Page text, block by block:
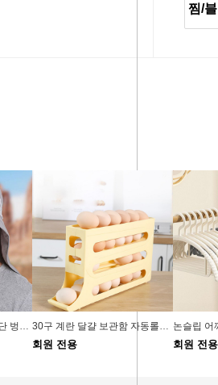
찜/
뒷목 가리개 모자 햇빛 차단 벙거지 플랩캡 3컬러
30구 계란 달걀 보관함 자동롤링 에그트레이
회원 전용
회원 전용